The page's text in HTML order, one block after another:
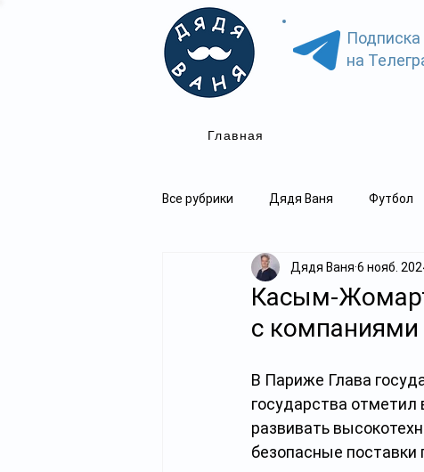
Подписка
на
Главная
Все рубрики Дядя Ваня Футбол
Касым-
с компаниями
Дядя Ваня 6 нояб.
В Париже Глава
государства отметил
развивать
безопасные поставки